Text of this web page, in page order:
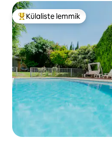
Külaliste suur lemmik
Külaliste lemmik